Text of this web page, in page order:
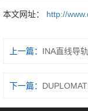
本文网址： http://
上一篇： INA直线导
下一篇：